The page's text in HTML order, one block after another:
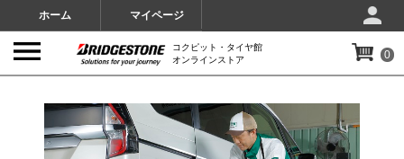
ホーム マイページ
コクピット・タイヤ館
オンラインストア
0